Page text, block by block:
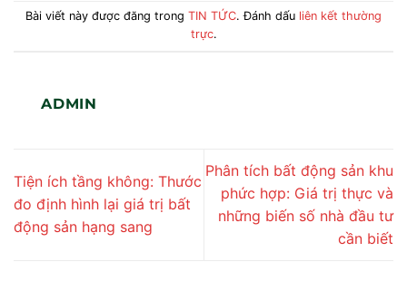
Bài viết này được đăng trong TIN TỨC. Đánh dấu liên kết thường
trực.
ADMIN
Tiện ích tầng không: Thước
đo định hình lại giá trị bất
động sản hạng sang
Phân tích bất động sản khu
phức hợp: Giá trị thực và
những biến số nhà đầu tư
cần biết